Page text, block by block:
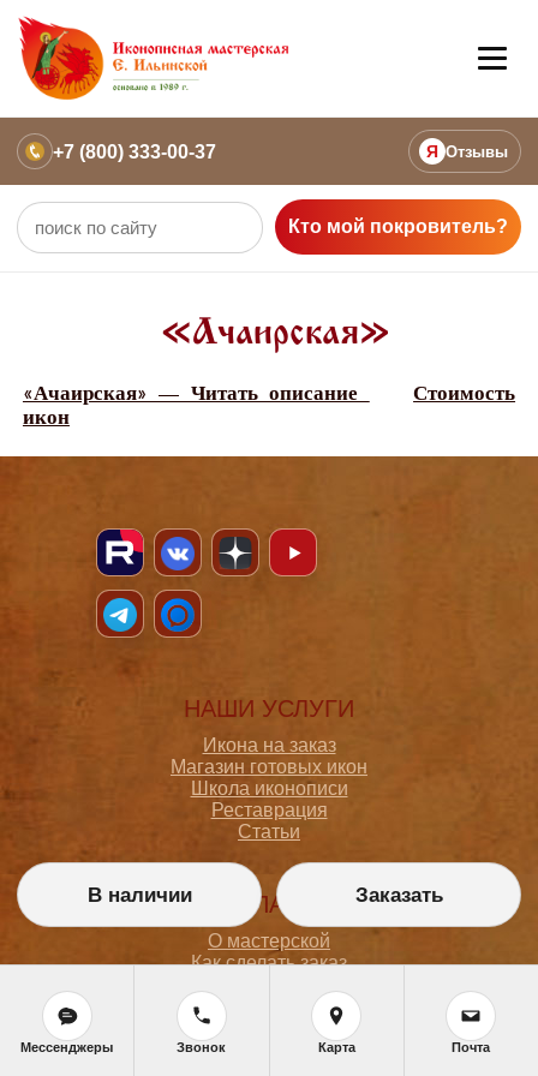
+7 (800) 333-00-37 Я Отзывы
Кто мой покровитель?
«Ачаирская»
«Ачаирская» — Читать описание
Стоимость
икон
НАШИ УСЛУГИ
Икона на заказ
Магазин готовых икон
Школа иконописи
Реставрация
Статьи
ПОКУПАТЕЛЮ
О мастерской
Как сделать заказ
Политика конфиденциальности
Согласие на обработку персональных данных
Политика обработки персональных данных
В наличии Заказать
Мессенджеры Звонок Карта Почта